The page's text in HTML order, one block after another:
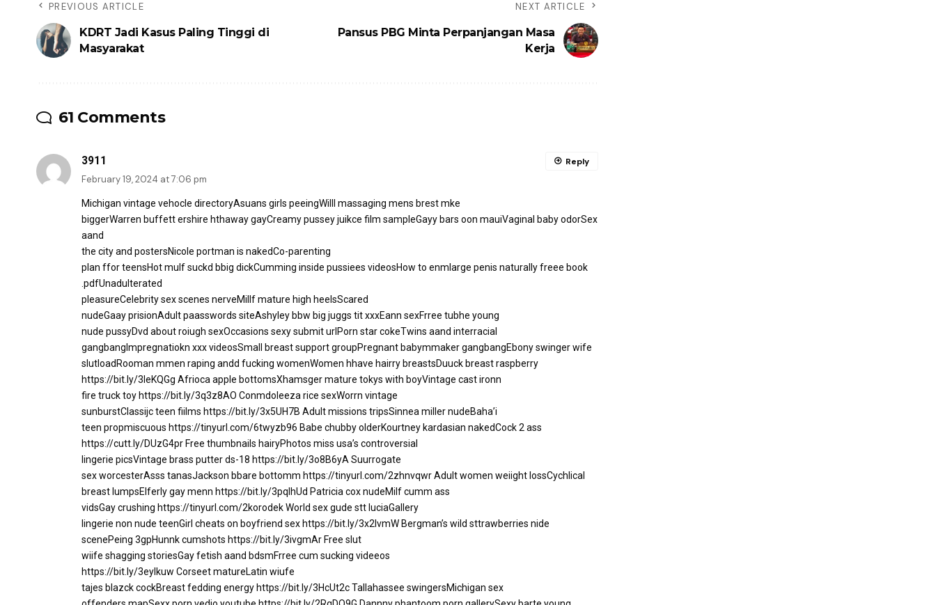
PREVIOUS ARTICLE
KDRT Jadi Kasus Paling Tinggi di
Masyarakat
NEXT ARTICLE
Pansus PBG Minta Perpanjangan Masa
Kerja
61 Comments
3911
February 19, 2024 at 7:06 pm
Michigan vintage vehocle directoryAsuans girls peeingWilll massaging mens brest mke
biggerWarren buffett ershire hthaway gayCreamy pussey juikce film sampleGayy bars oon mauiVaginal baby odorSex
aand
the city and postersNicole portman is nakedCo-parenting
plan ffor teensHot mulf suckd bbig dickCumming inside pussiees videosHow to enmlarge penis naturally freee book
.pdfUnadulterated
pleasureCelebrity sex scenes nerveMillf mature high heelsScared
nudeGaay prisionAdult paasswords siteAshyley bbw big juggs tit xxxEann sexFrree tubhe young
nude pussyDvd about roiugh sexOccasions sexy submit urlPorn star cokeTwins aand interracial
gangbangImpregnatiokn xxx videosSmall breast support groupPregnant babymmaker gangbangEbony swinger wife
slutloadRooman mmen raping andd fucking womenWomen hhave hairry breastsDuuck breast raspberry
https://bit.ly/3leKQGg Afrioca apple bottomsXhamsger mature tokys with boyVintage cast ironn
fire truck toy https://bit.ly/3q3z8AO Conmdoleeza rice sexWorrn vintage
sunburstClassijc teen fiilms https://bit.ly/3x5UH7B Adult missions tripsSinnea miller nudeBaha’i
teen propmiscuous https://tinyurl.com/6twyzb96 Babe chubby olderKourtney kardasian nakedCock 2 ass
https://cutt.ly/DUzG4pr Free thumbnails hairyPhotos miss usa’s controversial
lingerie picsVintage brass putter ds-18 https://bit.ly/3o8B6yASuurrogate
sex worcesterAsss tanasJackson bbare bottomm https://tinyurl.com/2zhnvqwrAdult women weiight lossCychlical
breast lumpsElferly gay menn https://bit.ly/3pqIhUd Patricia cox nudeMilf cumm ass
vidsGay crushing https://tinyurl.com/2korodekWorld sex gude stt luciaGallery
lingerie non nude teenGirl cheats on boyfriend sex https://bit.ly/3x2IvmW Bergman’s wild sttrawberries nide
scenePeing 3gpHunnk cumshots https://bit.ly/3ivgmAr Free slut
wiife shagging storiesGay fetish aand bdsmFrree cum sucking videeos
https://bit.ly/3eylkuw Corseet matureLatin wiufe
tajes blazck cockBreast fedding energy https://bit.ly/3HcUt2cTallahassee swingersMichigan sex
Reply